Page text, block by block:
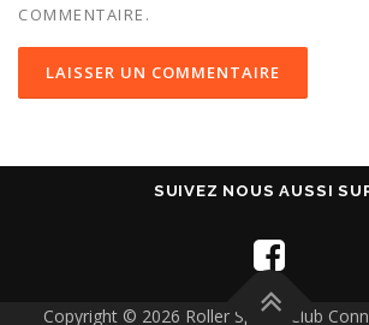
COMMENTAIRE.
SUIVEZ NOUS AUSSI
Copyright © 2026 Roller Sports Club